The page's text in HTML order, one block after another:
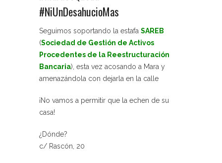
#NiUnDesahucioMas
Seguimos soportando la estafa SAREB
(Sociedad de Gestión de Activos
Procedentes de la Reestructuración
Bancaria), esta vez acosando a Mara y
amenazándola con dejarla en la calle
¡No vamos a permitir que la echen de su
casa!
¿Dónde?
c/ Rascón, 20